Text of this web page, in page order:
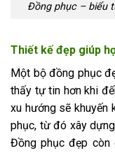
Đồng phục – biểu
Thiết kế đẹp giúp
Một bộ đồng phục
thấy tự tin hơn khi
xu hướng sẽ khuyến
phục, từ đó xây
Đồng phục đẹp còn